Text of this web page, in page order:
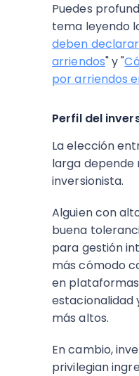
Puedes
tema leyendo
deben
arriendos" y "
por arriendos
Perfil del
La elección
larga depende
inversionista.
Alguien con
buena
para gestión
más cómodo
en
estacionalidad
más altos.​
En cambio,
privilegian